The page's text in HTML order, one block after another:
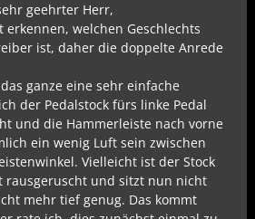
geehrter Herr,
welchen Geschlechts
ist, daher die doppelte Anrede
ganze eine sehr einfache
der Pedalstock fürs linke Pedal
und die Hammerleiste nach vorne
ein wenig Luft sein zwischen
Vielleicht ist der Stock
rausgeruscht und sitzt nun nicht
mehr tief genug. Das kommt